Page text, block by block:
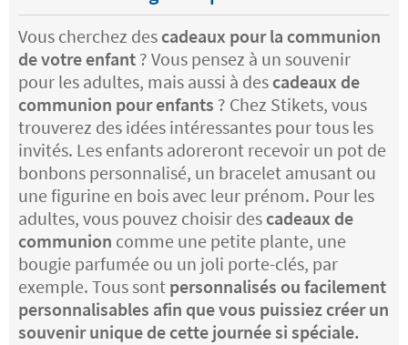
Vous cherchez des cadeaux pour la communion
de votre enfant ? Vous pensez à un souvenir
pour les adultes, mais aussi à des cadeaux de
communion pour enfants ? Chez Stikets, vous
trouverez des idées intéressantes pour tous les
invités. Les enfants adoreront recevoir un pot de
bonbons personnalisé, un bracelet amusant ou
une figurine en bois avec leur prénom. Pour les
adultes, vous pouvez choisir des cadeaux de
communion comme une petite plante, une
bougie parfumée ou un joli porte-clés, par
exemple. Tous sont personnalisés ou facilement
personnalisables afin que vous puissiez créer un
souvenir unique de cette journée si spéciale.